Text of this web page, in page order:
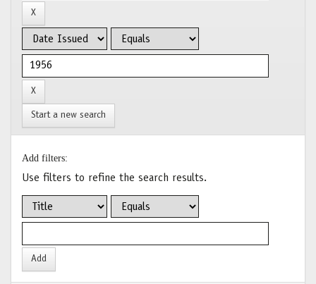
Start a new search
Add filters:
Use filters to refine the search results.